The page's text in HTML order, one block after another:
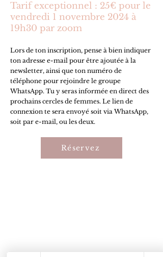
Tarif exceptionnel : 25€ pour le
vendredi 1 novembre 2024 à
19h30 par zoom
Lors de ton inscription, pense à bien indiquer
ton adresse e-mail pour être ajoutée à la
newsletter, ainsi que ton numéro de
téléphone pour rejoindre le groupe
WhatsApp. Tu y seras informée en direct des
prochains cercles de femmes. Le lien de
connexion te sera envoyé soit via WhatsApp,
soit par e-mail, ou les deux.
Réservez